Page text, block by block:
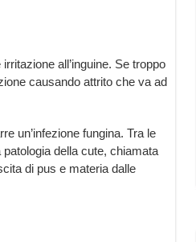
all’inguine. Se troppo
causando attrito che va ad
un’infezione fungina. Tra le
della cute, chiamata
di pus e materia dalle